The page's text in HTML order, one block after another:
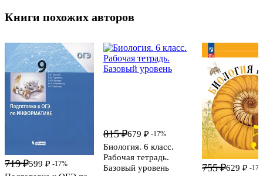
Книги похожих авторов
719 ₽599 ₽ -17%
815 ₽679 ₽ -17%
Биология. 6 класс.
Рабочая тетрадь.
Базовый уровень
755 ₽629 ₽ -